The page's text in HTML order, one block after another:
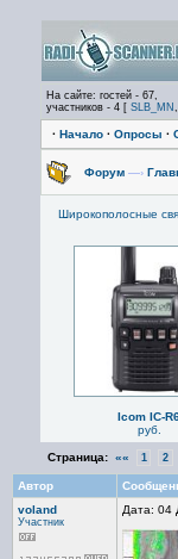
На сайте: гостей - 67,
участников - 4 [ SLB_MN ,
· Начало · Опросы ·
Форум —›
Широкополосные
Icom IC-
руб.
Страница: «« 1 2
Автор
voland
Участник
Дата: 04